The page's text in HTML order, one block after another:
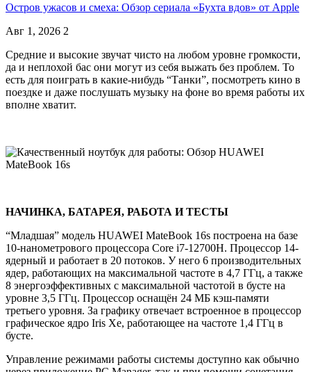
Остров ужасов и смеха: Обзор сериала «Бухта вдов» от Apple
Авг 1, 2026 2
Средние и высокие звучат чисто на любом уровне громкости,
да и неплохой бас они могут из себя выжать без проблем. То
есть для поиграть в какие-нибудь “Танки”, посмотреть кино в
поездке и даже послушать музыку на фоне во время работы их
вполне хватит.
НАЧИНКА, БАТАРЕЯ, РАБОТА И ТЕСТЫ
“Младшая” модель HUAWEI MateBook 16s построена на базе
10-нанометрового процессора Core i7-12700H. Процессор 14-
ядерный и работает в 20 потоков. У него 6 производительных
ядер, работающих на максимальной частоте в 4,7 ГГц, а также
8 энергоэффективных с максимальной частотой в бусте на
уровне 3,5 ГГц. Процессор оснащён 24 МБ кэш-памяти
третьего уровня. За графику отвечает встроенное в процессор
графическое ядро Iris Xe, работающее на частоте 1,4 ГГц в
бусте.
Управление режимами работы системы доступно как обычно